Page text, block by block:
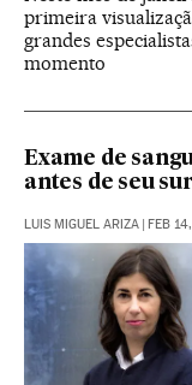
primeira
grandes
momento
Exame de
antes de seu
LUIS MIGUEL ARIZA FEB